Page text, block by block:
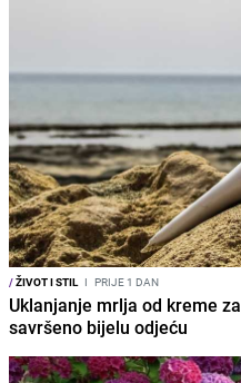
/ŽIVOT I STIL I PRIJE 1 DAN
Uklanjanje mrlja od kreme
savršeno bijelu odjeću